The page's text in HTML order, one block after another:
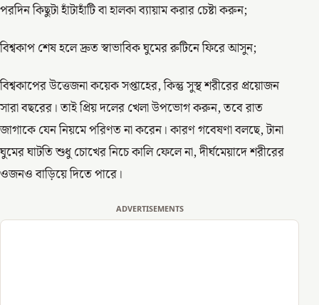
পরদিন কিছুটা হাঁটাহাঁটি বা হালকা ব্যায়াম করার চেষ্টা করুন;
বিশ্বকাপ শেষ হলে দ্রুত স্বাভাবিক ঘুমের রুটিনে ফিরে আসুন;
বিশ্বকাপের উত্তেজনা কয়েক সপ্তাহের, কিন্তু সুস্থ শরীরের প্রয়োজন
সারা বছরের। তাই প্রিয় দলের খেলা উপভোগ করুন, তবে রাত
জাগাকে যেন নিয়মে পরিণত না করেন। কারণ গবেষণা বলছে, টানা
ঘুমের ঘাটতি শুধু চোখের নিচে কালি ফেলে না, দীর্ঘমেয়াদে শরীরের
ওজনও বাড়িয়ে দিতে পারে।
ADVERTISEMENTS